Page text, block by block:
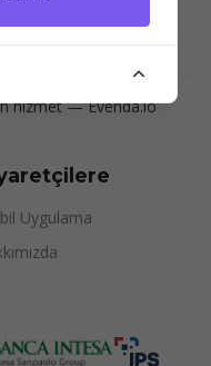
, +381 63 173 3142
hizmet —Evenda.io
Uygulama